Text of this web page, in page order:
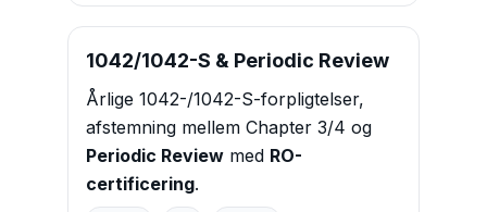
1042/1042-S & Periodic Review
Årlige 1042-/1042-S-forpligtelser,
afstemning mellem Chapter 3/4 og
Periodic Review med RO-
certificering.